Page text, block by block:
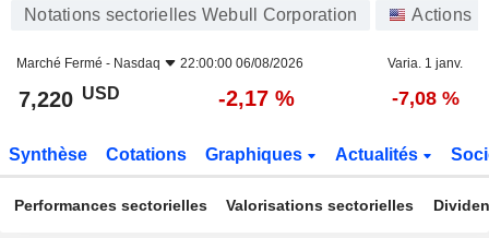
Notations sectorielles Webull Corporation Actions
Marché Fermé - Nasdaq 22:00:00 06/08/2026 Varia. 1 janv.
7,220 USD -2,17 % -7,08 %
Synthèse Cotations Graphiques Actualités
Performances sectorielles Valorisations sectorielles